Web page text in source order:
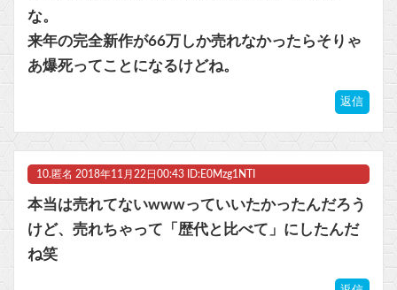
な。
来年の完全新作が66万しか売れなかったらそりゃ
あ爆死ってことになるけどね。
返信
10. 匿名 2018年11月22日00:43 ID:E0Mzg1NTI
本当は売れてないwwwっていいたかったんだろう
けど、売れちゃって「歴代と比べて」にしたんだ
ね笑